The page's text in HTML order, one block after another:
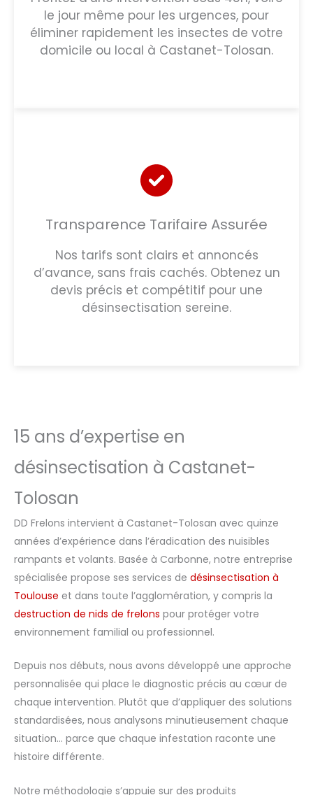
le jour même pour les urgences, pour
éliminer rapidement les insectes de votre
domicile ou local à Castanet-Tolosan.
Transparence Tarifaire Assurée
Nos tarifs sont clairs et annoncés
d’avance, sans frais cachés. Obtenez un
devis précis et compétitif pour une
désinsectisation sereine.
15 ans d’expertise en
désinsectisation à Castanet-
Tolosan
DD Frelons intervient à Castanet-Tolosan avec quinze
années d’expérience dans l’éradication des nuisibles
rampants et volants. Basée à Carbonne, notre entreprise
spécialisée propose ses services de désinsectisation à
Toulouse et dans toute l’agglomération, y compris la
destruction de nids de frelons pour protéger votre
environnement familial ou professionnel.
Depuis nos débuts, nous avons développé une approche
personnalisée qui place le diagnostic précis au cœur de
chaque intervention. Plutôt que d’appliquer des solutions
standardisées, nous analysons minutieusement chaque
situation… parce que chaque infestation raconte une
histoire différente.
Notre méthodologie s’appuie sur des produits